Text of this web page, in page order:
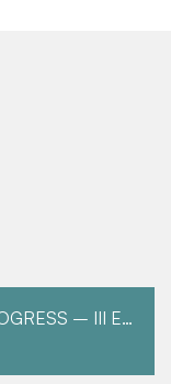
Protetto: WIP 2026 – WORK IN PROGRESS – III EDIZIONE